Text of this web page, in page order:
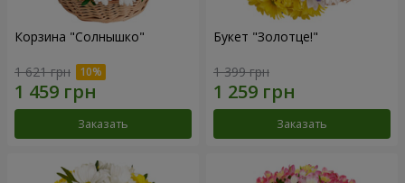
Корзина "Солнышко"
1 621 грн
Заказать
Букет "Золотце!"
1 399 грн
Заказать